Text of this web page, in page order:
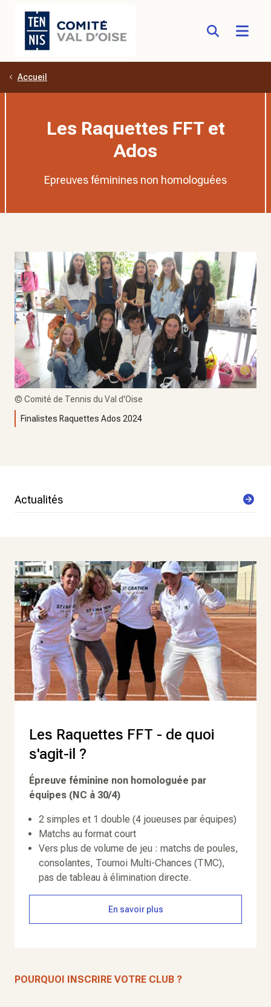
Aller au contenu principal
Accueil
Les Raquettes FFT et
Ados
Epreuves féminines non homologuées
© Comité de Tennis du Val d'Oise
Finalistes Raquettes Ados 2024
Actualités
Les Raquettes FFT - de quoi
s'agit-il ?
Épreuve féminine non homologuée par
équipes (NC à 30/4)
2 simples et 1 double (4 joueuses par équipes)
Matchs au format court
Vers plus de volume de jeu : matchs de poules,
consolantes, Tournoi Multi-Chances (TMC),
pas de tableau à élimination directe.
En savoir plus
POURQUOI INSCRIRE VOTRE CLUB ?